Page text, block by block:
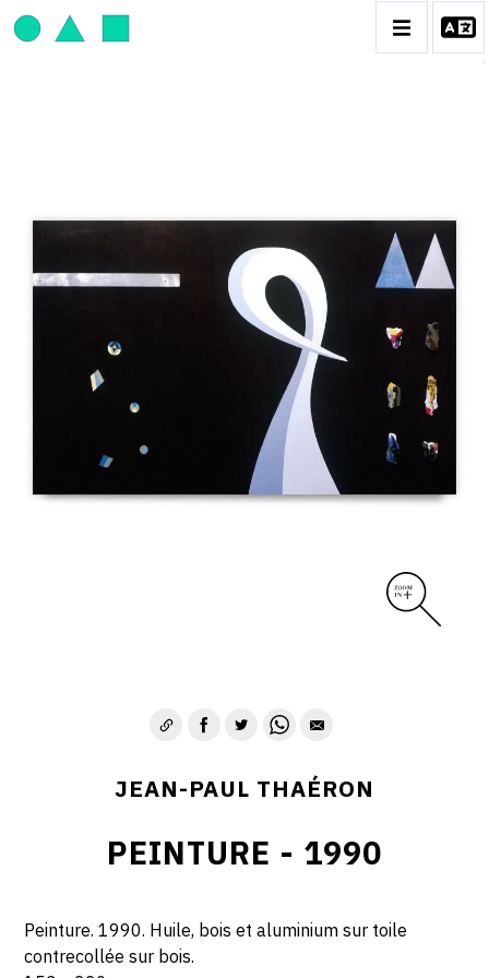
BIOGRAPHIE
CATALOGUE DES OEUVRES
OBJET / SIGNE
SCULPTURE
CONTACT
JEAN-PAUL THAÉRON
PEINTURE - 1990
Peinture. 1990. Huile, bois et aluminium sur toile
contrecollée sur bois.